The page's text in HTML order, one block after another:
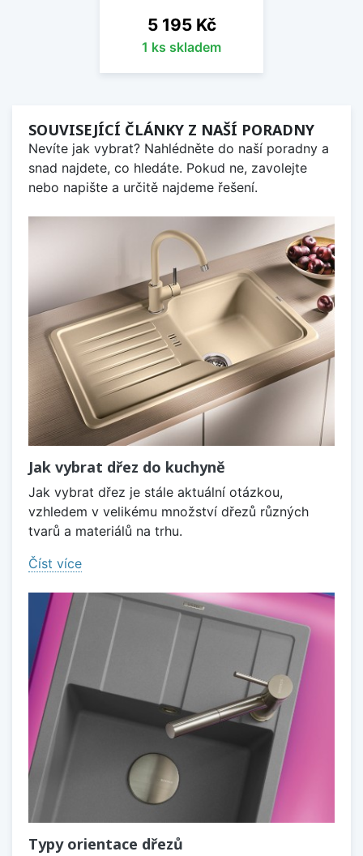
Cena
5 195 Kč
1 ks skladem
SOUVISEJÍCÍ ČLÁNKY Z NAŠÍ PORADNY
Nevíte jak vybrat? Nahlédněte do naší poradny a
snad najdete, co hledáte. Pokud ne, zavolejte
nebo napište a určitě najdeme řešení.
Jak vybrat dřez do kuchyně
Jak vybrat dřez je stále aktuální otázkou,
vzhledem v velikému množství dřezů různých
tvarů a materiálů na trhu.
Číst více
Typy orientace dřezů